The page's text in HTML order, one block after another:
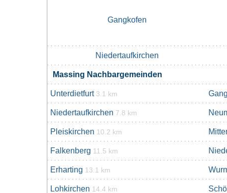
Gangkofen
Niedertaufkirchen
Massing Nachbargemeinden
Unterdietfurt 3.1 km
Niedertaufkirchen 7.8 km
Pleiskirchen 10.2 km
Falkenberg 11.5 km
Erharting 13.1 km
Lohkirchen 14.4 km